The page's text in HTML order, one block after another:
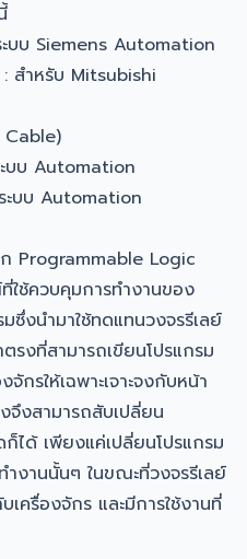
ะบบ Siemens Automation
สำหรับ Mitsubishi
บบ Automation
ะบบ Automation
Programmable Logic
ช้ควบคุมการทำงานของ
ซึ่งนำมาใช้ทดแทนวงจรรีเลย์
รงที่สามารถเขียนโปรแกรม
กรให้เฉพาะเจาะจงกับหน้า
จึงสามารถสับเปลี่ยน
ได้ เพียงแค่เปลี่ยนโปรแกรม
ำงานนั้นๆ ในขณะที่วงจรรีเลย์
ครื่องจักร และมีการใช้งานที่